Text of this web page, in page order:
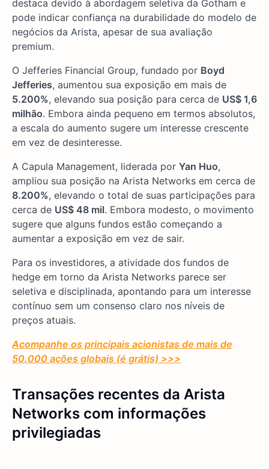
destaca devido à abordagem seletiva da Gotham e
pode indicar confiança na durabilidade do modelo de
negócios da Arista, apesar de sua avaliação
premium.
O Jefferies Financial Group, fundado por Boyd
Jefferies, aumentou sua exposição em mais de
5.200%, elevando sua posição para cerca de US$ 1,6
milhão. Embora ainda pequeno em termos absolutos,
a escala do aumento sugere um interesse crescente
em vez de desinteresse.
A Capula Management, liderada por Yan Huo,
ampliou sua posição na Arista Networks em cerca de
8.200%, elevando o total de suas participações para
cerca de US$ 48 mil. Embora modesto, o movimento
sugere que alguns fundos estão começando a
aumentar a exposição em vez de sair.
Para os investidores, a atividade dos fundos de
hedge em torno da Arista Networks parece ser
seletiva e disciplinada, apontando para um interesse
contínuo sem um consenso claro nos níveis de
preços atuais.
Acompanhe os principais acionistas de mais de
50.000 ações globais (é grátis) >>>
Transações recentes da Arista
Networks com informações
privilegiadas